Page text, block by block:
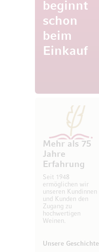
beginnt
schon
beim
Einkauf
Mehr als 75
Jahre
Erfahrung
Seit 1948
ermöglichen wir
unseren Kundinnen
und Kunden den
Zugang zu
hochwertigen
Weinen.
Unsere Geschichte